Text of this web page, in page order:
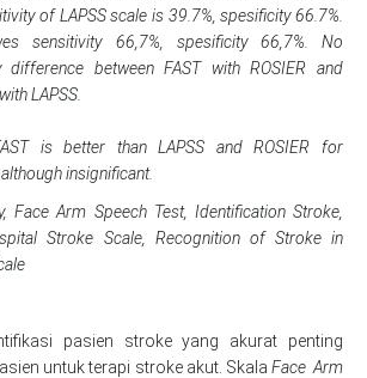
of LAPSS scale is 39.7%, spesificity 66.7%.
sensitivity 66,7%, spesificity 66,7%. No
difference between FAST with ROSIER and
LAPSS.
is better than LAPSS and ROSIER for
insignificant.
Face Arm Speech Test, Identification Stroke,
Stroke Scale, Recognition of Stroke in
pasien stroke yang akurat penting
untuk terapi stroke akut. Skala Face Arm